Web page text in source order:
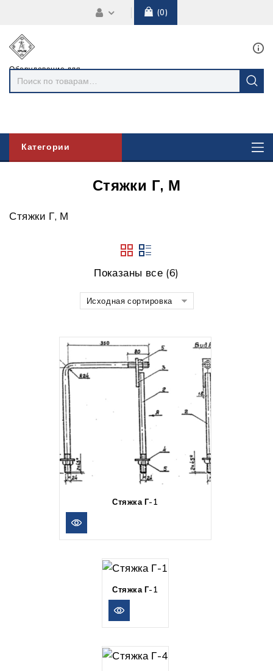
0
Оборудование для
линий
электропередач
Категории
Стяжки Г, М
Стяжки Г, М
Показаны все (6)
Исходная сортировка
Стяжка Г-1
Стяжка Г-1